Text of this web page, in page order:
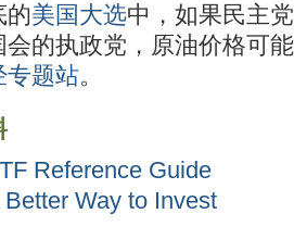
的美国大选中，如果民主
的执政党，原油价格可
专题站。
Reference Guide
Better Way to Invest